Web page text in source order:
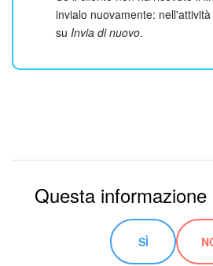
invialo nuovamente:
su Invia di nuovo.
Questa
SÌ